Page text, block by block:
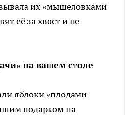
их «мышеловками
её за хвост и не
на вашем столе
яблоки «плодами
подарком на